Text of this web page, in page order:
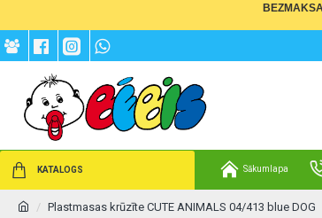
KATALOGS Sākumlapa
Plastmasas krūzīte CUTE ANIMALS 04/413 blue DOG